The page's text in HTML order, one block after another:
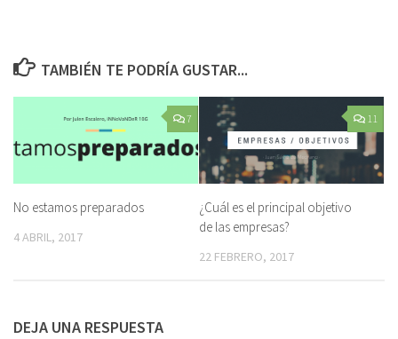
TAMBIÉN TE PODRÍA GUSTAR...
7
No estamos preparados
4 ABRIL, 2017
11
¿Cuál es el principal objetivo
de las empresas?
22 FEBRERO, 2017
DEJA UNA RESPUESTA